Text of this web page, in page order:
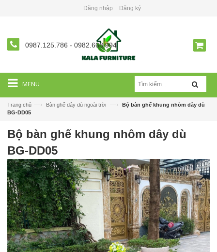
Đăng nhập Đăng ký
0987.125.786 - 0982.668.994
MENU
Trang chủ —› Bàn ghế dây dù ngoài trời —›
Bộ bàn ghế khung nhôm dây dù
BG-DD05
Bộ bàn ghế khung nhôm dây dù
BG-DD05